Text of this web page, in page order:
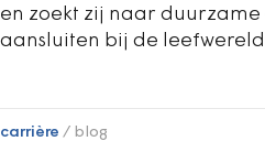
en zoekt zij naar duurzame
aansluiten bij de
carrière blog